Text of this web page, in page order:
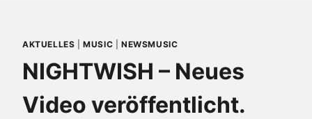
AKTUELLES |MUSIC NEWSMUSIC
NIGHTWISH – Neues
Video veröffentlicht.